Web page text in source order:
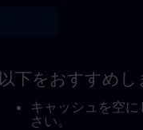
以下をおすすめし
キャッシュを空
さい。